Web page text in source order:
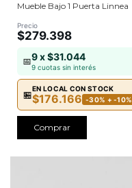
Mueble Bajo 1 Puerta Linnea
Precio
$279.398
📅9 x $31.044
9 cuotas sin interés
🏪
EN LOCAL CON STOCK
$176.166 -30% + -10%
Comprar